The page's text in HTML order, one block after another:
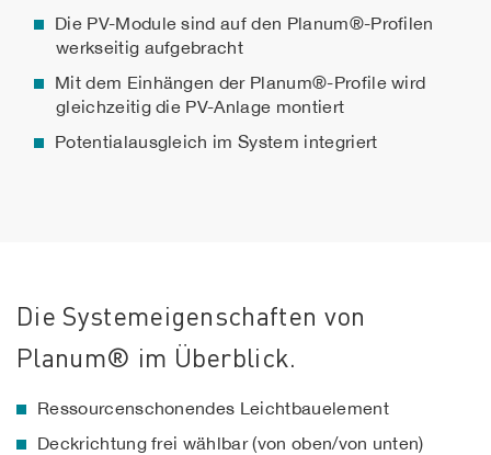
Die PV-Module sind auf den Planum®-Profilen
werkseitig aufgebracht
Mit dem Einhängen der Planum®-Profile wird
gleichzeitig die PV-Anlage montiert
Potentialausgleich im System integriert
Die Systemeigenschaften von
Planum® im Überblick.
Ressourcenschonendes Leichtbauelement
Deckrichtung frei wählbar (von oben/von unten)